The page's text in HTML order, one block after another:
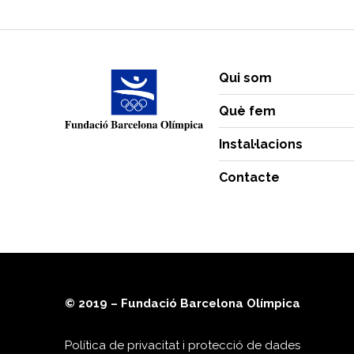
Qui som
Què fem
Instal·lacions
Contacte
© 2019 – Fundació Barcelona Olímpica
Política de privacitat i protecció de dades